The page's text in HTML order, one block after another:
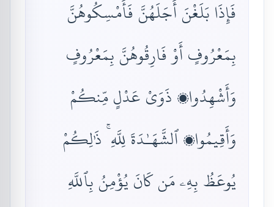
فَإِذَا بَلَغْنَ أَجَلَهُنَّ فَأَمْسِكُوهُنَّ
بِمَعْرُوفٍ أَوْ فَارِقُوهُنَّ بِمَعْرُوفٍ
وَأَشْهِدُوا۟ ذَوَىْ عَدْلٍ مِّنكُمْ
وَأَقِيمُوا۟ ٱلشَّهَـٰدَةَ لِلَّهِ ۚ ذَٰلِكُمْ
يُوعَظُ بِهِۦ مَن كَانَ يُؤْمِنُ بِٱللَّهِ